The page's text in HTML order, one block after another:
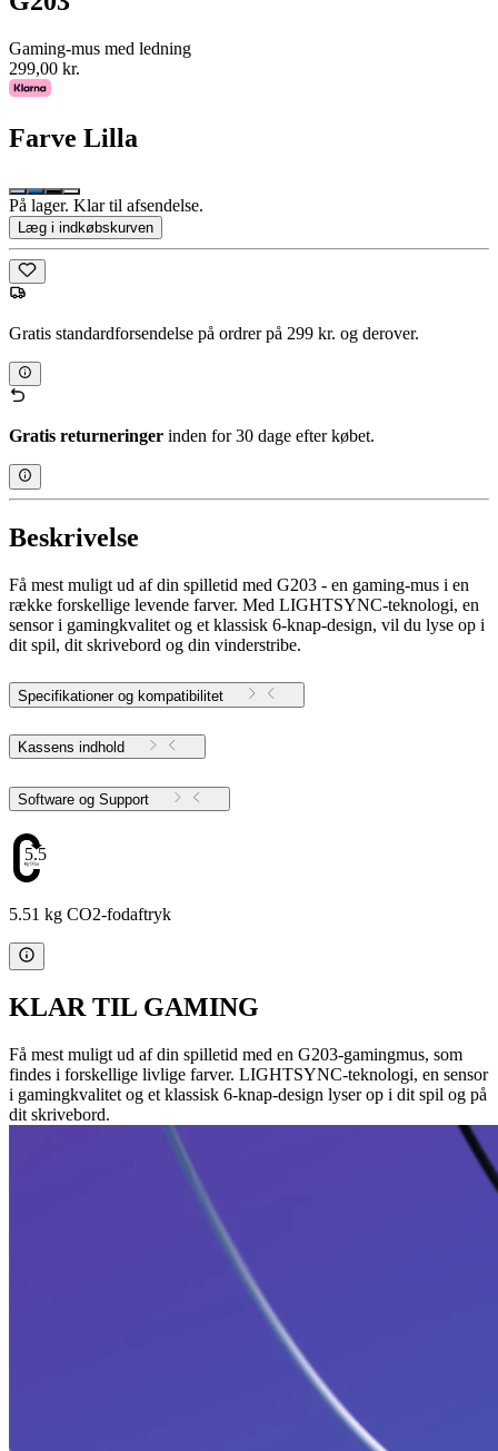
Gaming-mus med ledning
299,00 kr.
Farve Lilla
På lager. Klar til afsendelse.
Læg i indkøbskurven
Gratis standardforsendelse på ordrer på 299 kr. og derover.
Gratis returneringer inden for 30 dage efter købet.
Beskrivelse
Få mest muligt ud af din spilletid med G203 - en gaming-mus i en
række forskellige levende farver. Med LIGHTSYNC-teknologi, en
sensor i gamingkvalitet og et klassisk 6-knap-design, vil du lyse op i
dit spil, dit skrivebord og din vinderstribe.
Specifikationer og kompatibilitet
Kassens indhold
Software og Support
5.51
5.51 kg CO2-fodaftryk
KLAR TIL GAMING
Få mest muligt ud af din spilletid med en G203-gamingmus, som
findes i forskellige livlige farver. LIGHTSYNC-teknologi, en sensor
i gamingkvalitet og et klassisk 6-knap-design lyser op i dit spil og på
dit skrivebord.